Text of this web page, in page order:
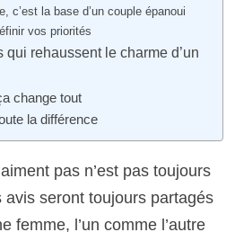
c’est la base d’un couple épanoui
vos priorités
qui rehaussent le charme d’un
change tout
la différence
pas n’est pas toujours
seront toujours partagés
femme, l’un comme l’autre